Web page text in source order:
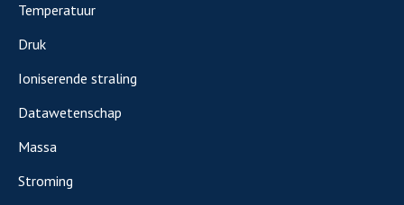
Temperatuur
Druk
Ioniserende straling
Datawetenschap
Massa
Stroming